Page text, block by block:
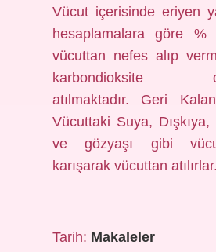
Vücut içerisinde eriyen
hesaplamalara göre %
vücuttan nefes alıp
karbondioksite
atılmaktadır. Geri
Vücuttaki Suya,
ve gözyaşı gibi
karışarak vücuttan atılırlar.
Tarih: Makaleler